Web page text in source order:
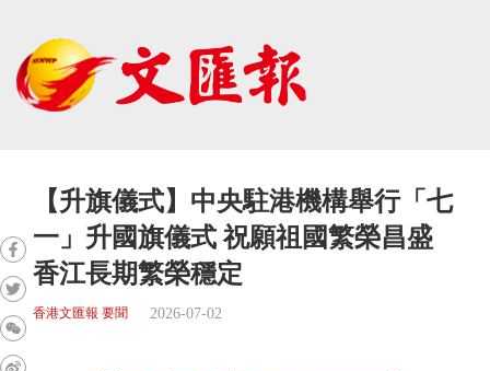
【升旗儀式】中央駐港機構舉行「七
一」升國旗儀式 祝願祖國繁榮昌盛
香江長期繁榮穩定
香港文匯報 要聞 2026-07-02